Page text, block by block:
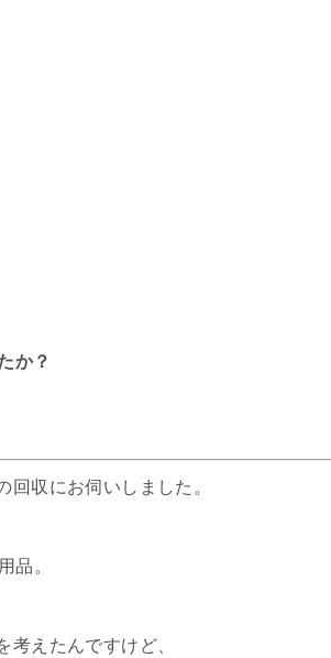
か？
収にお伺いしました。
品。
考えたんですけど、